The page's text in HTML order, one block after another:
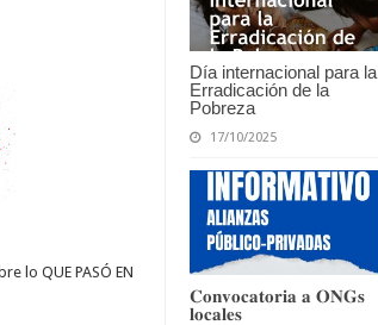
Día internacional para la
Erradicación de la
Pobreza
17/10/2025
𝐂𝐨𝐧𝐯𝐨𝐜𝐚𝐭𝐨𝐫𝐢𝐚 𝐚 𝐎𝐍𝐆𝐬
𝐥𝐨𝐜𝐚𝐥𝐞𝐬
lo QUE PASÓ EN